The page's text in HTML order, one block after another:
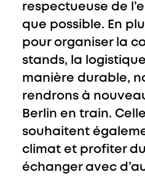
respectueuse de
que possible. En
pour organiser la
stands, la
manière durable,
rendrons à
Berlin en train.
souhaitent
climat et profiter
échanger avec